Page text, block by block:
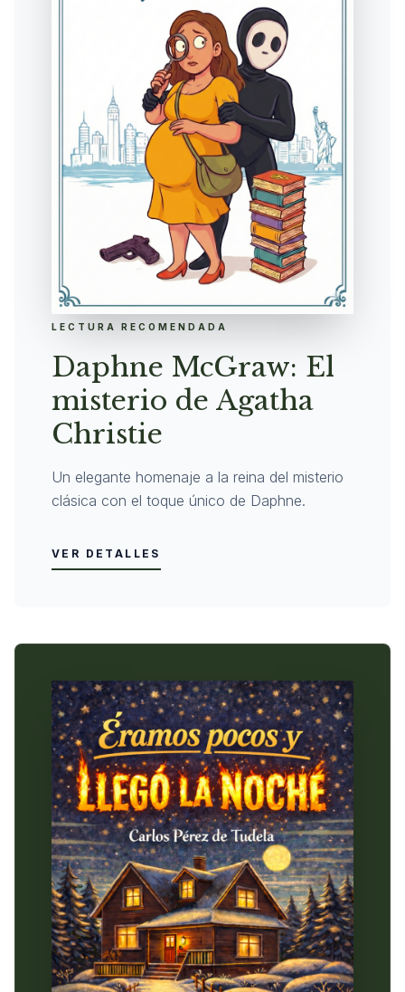
LECTURA RECOMENDADA
Daphne McGraw: El
misterio de Agatha
Christie
Un elegante homenaje a la reina del misterio
clásica con el toque único de Daphne.
VER DETALLES